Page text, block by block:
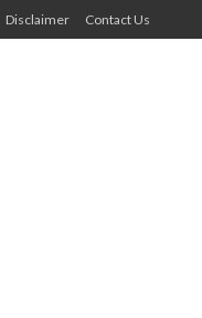
Disclaimer Contact Us